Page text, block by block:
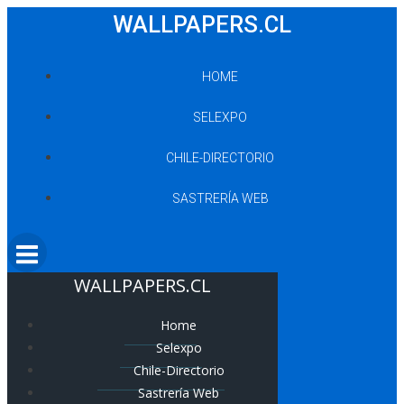
WALLPAPERS.CL
HOME
SELEXPO
CHILE-DIRECTORIO
SASTRERÍA WEB
WALLPAPERS.CL
Home
Selexpo
Chile-Directorio
Sastrería Web